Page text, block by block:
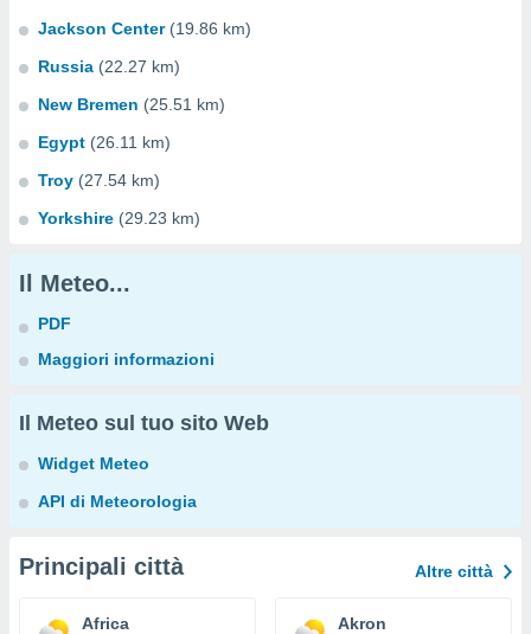
Jackson Center (19.86 km)
Russia (22.27 km)
New Bremen (25.51 km)
Egypt (26.11 km)
Troy (27.54 km)
Yorkshire (29.23 km)
Il Meteo...
PDF
Maggiori informazioni
Il Meteo sul tuo sito Web
Widget Meteo
API di Meteorologia
Principali città Altre città
Africa Akron